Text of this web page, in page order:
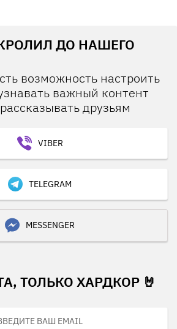
ДО НАШЕГО
возможность настроить
важный контент
друзьям
VIBER
TELEGRAM
MESSENGER
ТОЛЬКО ХАРДКОР 🤘